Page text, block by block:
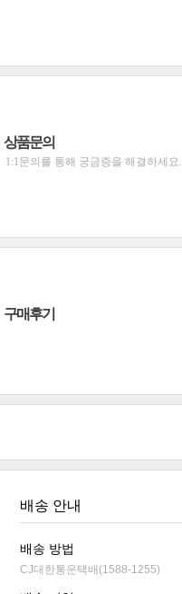
상품문의
1:1문의를 통해 궁금증을 해결하세요.
구매후기
배송 안내
배송 방법
CJ대한통운택배(1588-1255)